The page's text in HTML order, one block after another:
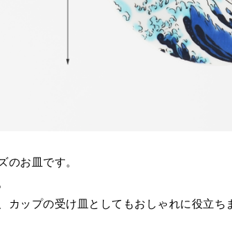
のお皿です。
カップの受け皿としてもおしゃれに役立ち